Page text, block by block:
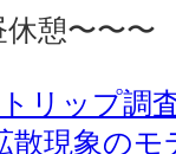
憩〜〜〜
トリップ調
散現象のモ